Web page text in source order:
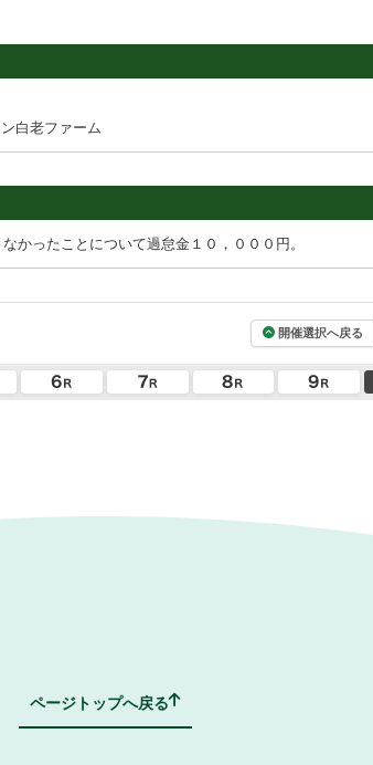
白老ファーム
かったことについて過怠金１０，０００円。
開催選択へ戻る
ページトップへ戻る